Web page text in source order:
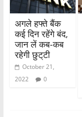
अगले हफ्ते बैंक
कई दिन रहेंगे बंद,
जान लें कब-कब
रहेगी छुट्‌टी
October 21,
2022
0